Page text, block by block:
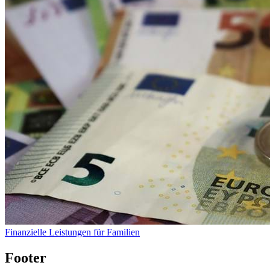
Finanzielle Leistungen für Familien
Footer